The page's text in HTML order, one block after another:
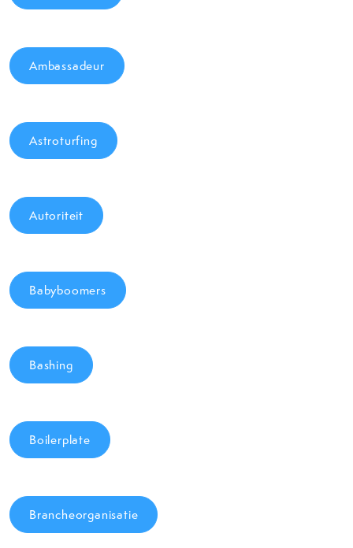
Ambassadeur
Astroturfing
Autoriteit
Babyboomers
Bashing
Boilerplate
Brancheorganisatie